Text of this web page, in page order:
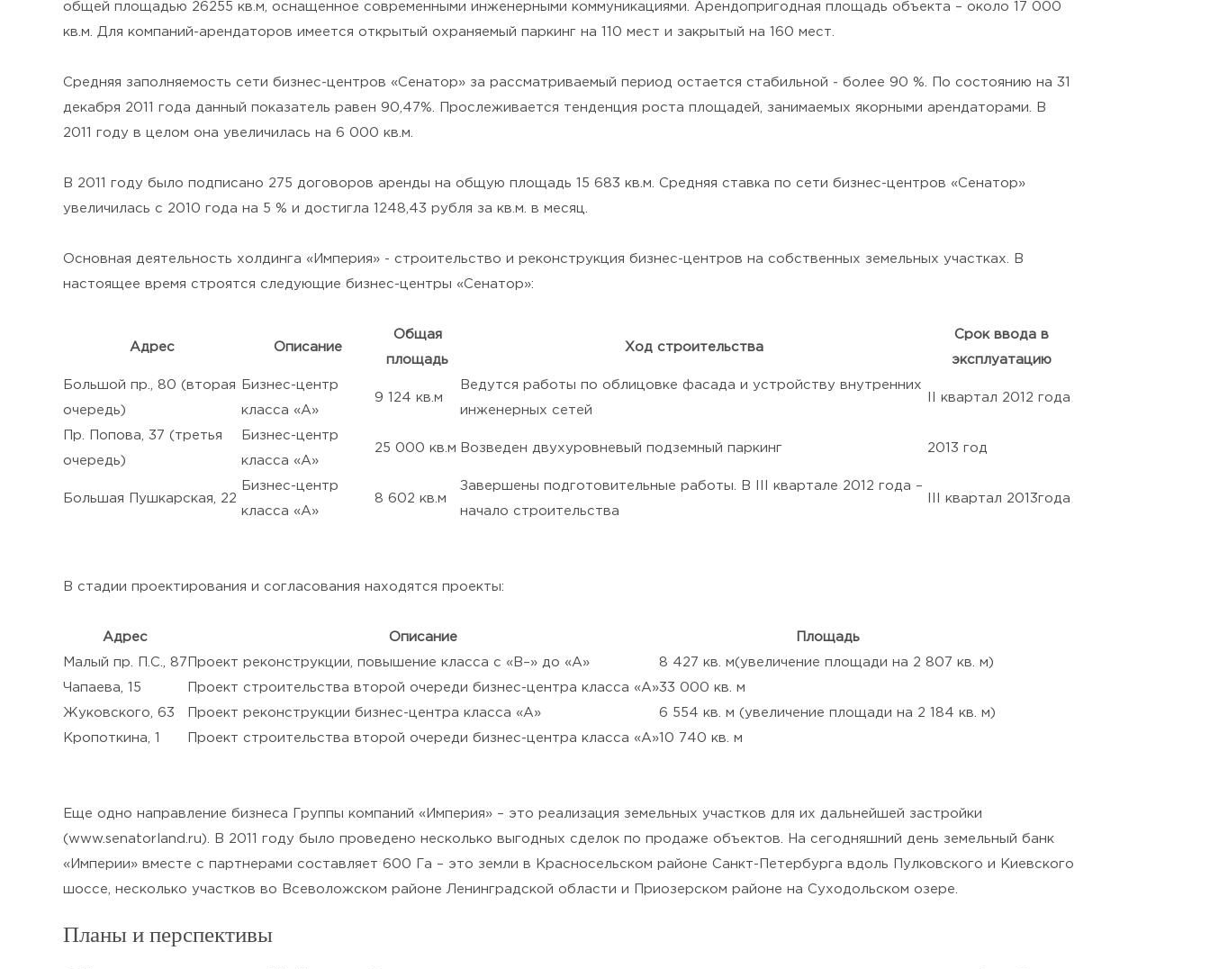
общей площадью 26255 кв.м, оснащенное современными инженерными коммуникациями. Арендопригодная площадь объекта – около 17 000
кв.м. Для компаний-арендаторов имеется открытый охраняемый паркинг на 110 мест и закрытый на 160 мест.
Средняя заполняемость сети бизнес-центров «Сенатор» за рассматриваемый период остается стабильной - более 90 %. По состоянию на 31
декабря 2011 года данный показатель равен 90,47%. Прослеживается тенденция роста площадей, занимаемых якорными арендаторами. В
2011 году в целом она увеличилась на 6 000 кв.м.
В 2011 году было подписано 275 договоров аренды на общую площадь 15 683 кв.м. Средняя ставка по сети бизнес-центров «Сенатор»
увеличилась с 2010 года на 5 % и достигла 1248,43 рубля за кв.м. в месяц.
Основная деятельность холдинга «Империя» - строительство и реконструкция бизнес-центров на собственных земельных участках. В
настоящее время строятся следующие бизнес-центры «Сенатор»:
Адрес Описание
Общая
площадь
Ход строительства
Срок ввода в
эксплуатацию
Большой пр., 80 (вторая
очередь)
Бизнес-центр
класса «А»
9 124 кв.м
Ведутся работы по облицовке фасада и устройству внутренних
инженерных сетей
II квартал 2012 года
Пр. Попова, 37 (третья
очередь)
Бизнес-центр
класса «А»
25 000 кв.м Возведен двухуровневый подземный паркинг 2013 год
Большая Пушкарская, 22
Бизнес-центр
класса «А»
8 602 кв.м
Завершены подготовительные работы. В III квартале 2012 года –
начало строительства
III квартал 2013года
В стадии проектирования и согласования находятся проекты:
Адрес Описание Площадь
Малый пр. П.С., 87 Проект реконструкции, повышение класса с «В–» до «А» 8 427 кв. м(увеличение площади на 2 807 кв. м)
Чапаева, 15 Проект строительства второй очереди бизнес-центра класса «А»33 000 кв. м
Жуковского, 63 Проект реконструкции бизнес-центра класса «А» 6 554 кв. м (увеличение площади на 2 184 кв. м)
Кропоткина, 1 Проект строительства второй очереди бизнес-центра класса «А»10 740 кв. м
Еще одно направление бизнеса Группы компаний «Империя» – это реализация земельных участков для их дальнейшей застройки
(www.senatorland.ru). В 2011 году было проведено несколько выгодных сделок по продаже объектов. На сегодняшний день земельный банк
«Империи» вместе с партнерами составляет 600 Га – это земли в Красносельском районе Санкт-Петербурга вдоль Пулковского и Киевского
шоссе, несколько участков во Всеволожском районе Ленинградской области и Приозерском районе на Суходольском озере.
Планы и перспективы